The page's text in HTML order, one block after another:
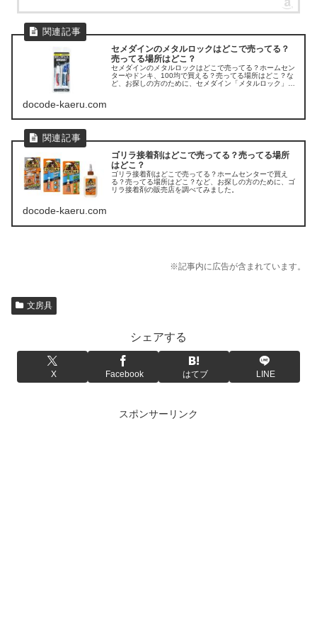
セメダインのメタルロックはどこで売ってる？
売ってる場所はどこ？
セメダインのメタルロックはどこで売ってる？ホームセン
ターやドンキ、100均で買える？売ってる場所はどこ？な
ど、お探しの方のために、セメダイン「メタルロック」の
docode-kaeru.com
ゴリラ接着剤はどこで売ってる？売ってる場所
はどこ？
ゴリラ接着剤はどこで売ってる？ホームセンターで買え
る？売ってる場所はどこ？など、お探しの方のために、ゴ
リラ接着剤の販売店を調べてみました。
docode-kaeru.com
※記事内に広告が含まれています。
文房具
シェアする
X Facebook はてブ LINE
スポンサーリンク